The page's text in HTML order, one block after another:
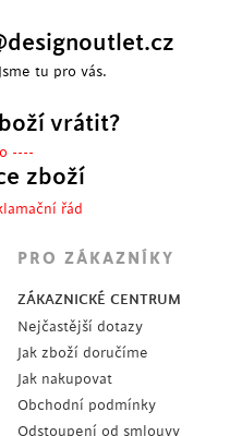
tu pro vás.
vrátit?
----
zboží
řád
PRO ZÁKAZNÍKY
ZÁKAZNICKÉ CENTRUM
Nejčastější dotazy
Jak zboží doručíme
Jak nakupovat
Obchodní podmínky
Odstoupení od smlouvy